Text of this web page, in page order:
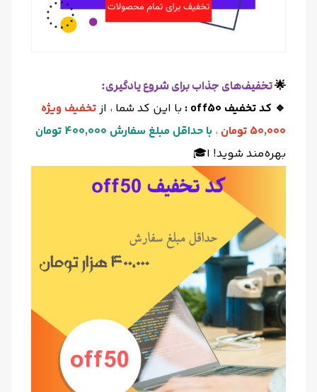
🌟تخفیف‌های جذاب برای شروع یادگیری:
🔹 کد تخفیف off50 : با این کد شما ، ازتخفیف ویژه
50,000 تومان
، با حداقل مبلغ سفارش 400,000 تومان
بهره‌مند شوید! ا🎓